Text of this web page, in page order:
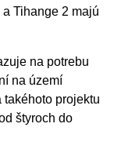
Tihange 2 majú
na potrebu
na území
projektu
štyroch do